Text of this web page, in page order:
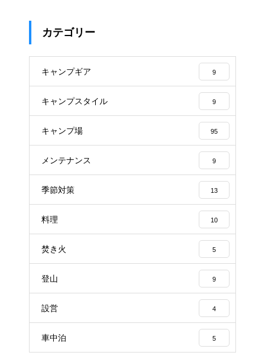
カテゴリー
キャンプギア 9
キャンプスタイル 9
キャンプ場 95
メンテナンス 9
季節対策 13
料理 10
焚き火 5
登山 9
設営 4
車中泊 5